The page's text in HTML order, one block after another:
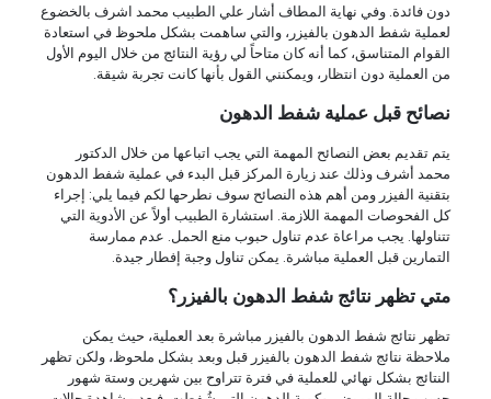
دون فائدة. وفي نهاية المطاف أشار علي الطبيب محمد اشرف بالخضوع
لعملية شفط الدهون بالفيزر، والتي ساهمت بشكل ملحوظ في استعادة
القوام المتناسق، كما أنه كان متاحاً لي رؤية النتائج من خلال اليوم الأول
من العملية دون انتظار، ويمكنني القول بأنها كانت تجربة شيقة.
نصائح قبل عملية شفط الدهون
يتم تقديم بعض النصائح المهمة التي يجب اتباعها من خلال الدكتور
محمد أشرف وذلك عند زيارة المركز قبل البدء في عملية شفط الدهون
بتقنية الفيزر ومن أهم هذه النصائح سوف نطرحها لكم فيما يلي: إجراء
كل الفحوصات المهمة اللازمة. استشارة الطبيب أولاً عن الأدوية التي
تتناولها. يجب مراعاة عدم تناول حبوب منع الحمل. عدم ممارسة
التمارين قبل العملية مباشرة. يمكن تناول وجبة إفطار جيدة.
متي تظهر نتائج شفط الدهون بالفيزر؟
تظهر نتائج شفط الدهون بالفيزر مباشرة بعد العملية، حيث يمكن
ملاحظة نتائج شفط الدهون بالفيزر قبل وبعد بشكل ملحوظ، ولكن تظهر
النتائج بشكل نهائي للعملية في فترة تتراوح بين شهرين وستة شهور